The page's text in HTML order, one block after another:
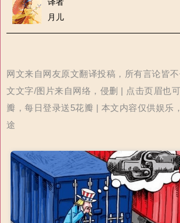
译者
月儿
网文来自网友原文翻译投稿，所有言论皆
文文字/图片来自网络，侵删 | 点击页眉也
瓣，每日登录送5花瓣 | 本文内容仅供娱乐
途